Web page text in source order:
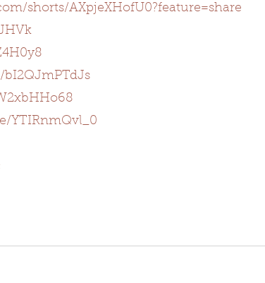
shorts/AXpjeXHofU0?feature=share
YTIRnmQvl_0